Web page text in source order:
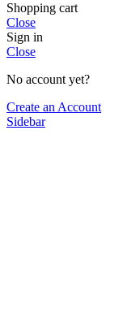
Shopping cart
Close
Sign in
Close
No account yet?
Create an Account
Sidebar